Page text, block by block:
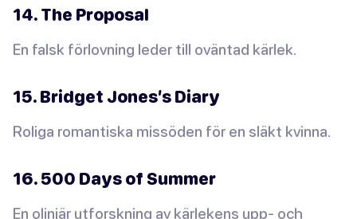
14. The Proposal
En falsk förlovning leder till oväntad kärlek.
15. Bridget Jones’s Diary
Roliga romantiska missöden för en släkt kvinna.
16. 500 Days of Summer
En olinjär utforskning av kärlekens upp- och